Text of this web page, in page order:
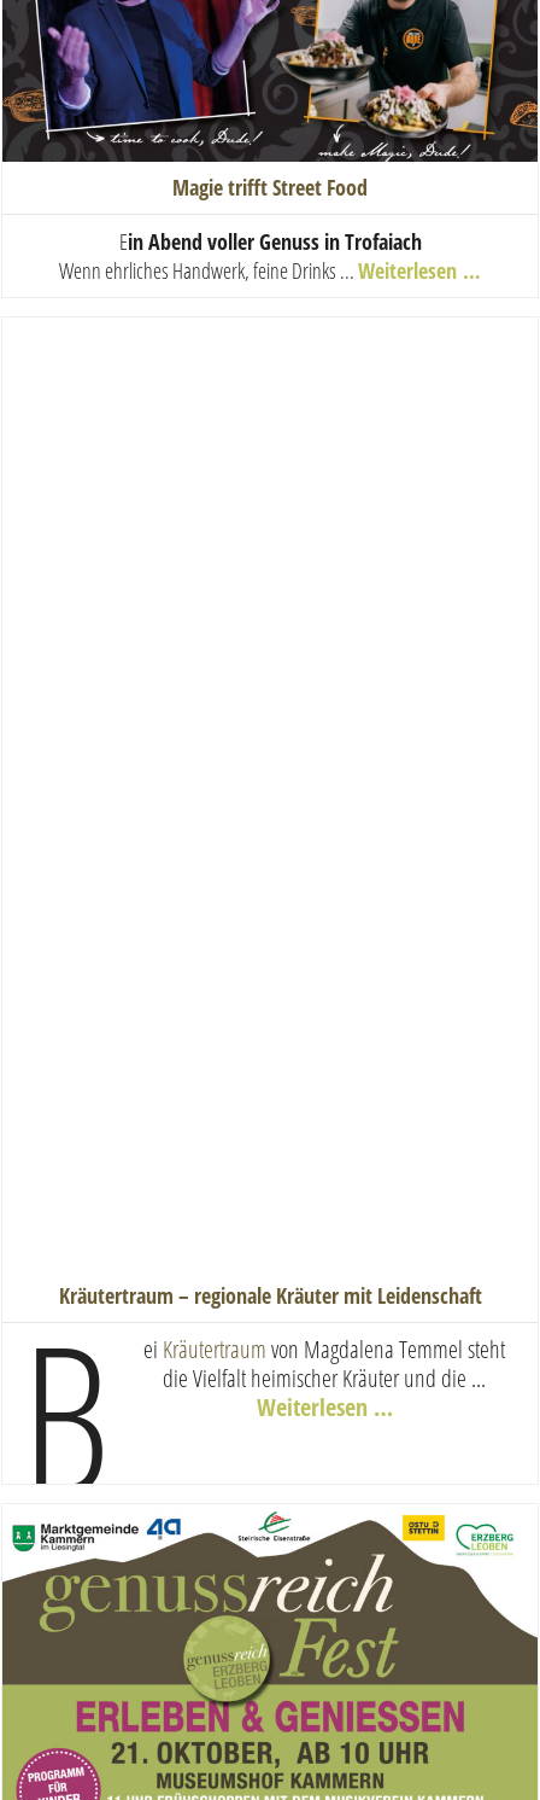
Magie trifft Street Food
Ein Abend voller Genuss in Trofaiach
Wenn ehrliches Handwerk, feine Drinks ...Weiterlesen …
Kräutertraum – regionale Kräuter mit Leidenschaft
B ei Kräutertraumvon Magdalena Temmel steht
die Vielfalt heimischer Kräuter und die ...
Weiterlesen …